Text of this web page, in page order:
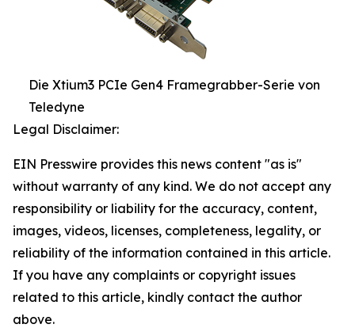
Die Xtium3 PCIe Gen4 Framegrabber-Serie von
Teledyne
Legal Disclaimer:
EIN Presswire provides this news content "as is"
without warranty of any kind. We do not accept any
responsibility or liability for the accuracy, content,
images, videos, licenses, completeness, legality, or
reliability of the information contained in this article.
If you have any complaints or copyright issues
related to this article, kindly contact the author
above.